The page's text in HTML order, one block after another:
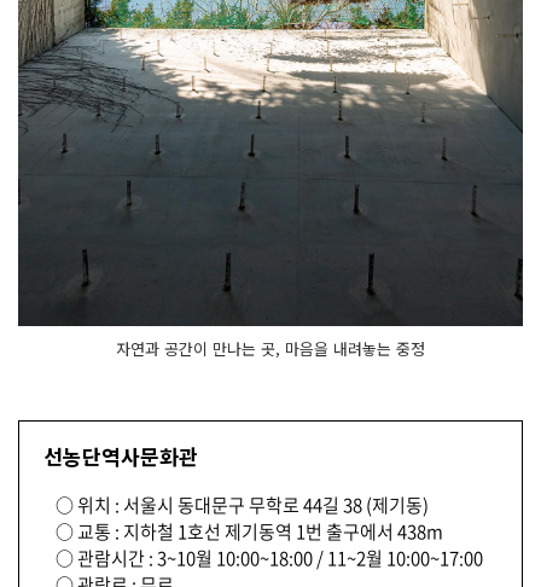
자연과 공간이 만나는 곳, 마음을 내려놓는 중정
선농단역사문화관
○ 위치 : 서울시 동대문구 무학로 44길 38 (제기동)
○ 교통 : 지하철 1호선 제기동역 1번 출구에서 438m
○ 관람시간 : 3~10월 10:00~18:00 / 11~2월 10:00~17:00